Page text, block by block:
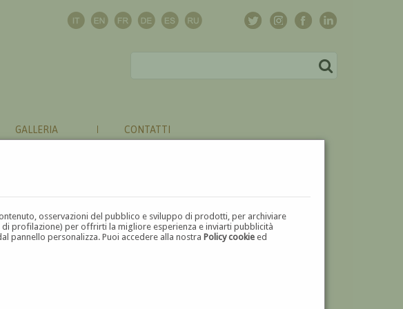
osservazioni del pubblico e sviluppo di prodotti, per archiviare
profilazione) per offrirti la migliore esperienza e inviarti pubblicità
pannello personalizza. Puoi accedere alla nostraPolicy cookie ed
GALLERIA CONTATTI
Q R S T U V W X Y Z ⬅